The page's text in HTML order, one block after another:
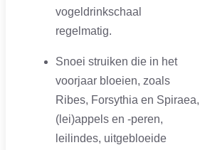
vogeldrinkschaal
regelmatig.
Snoei struiken die in het
voorjaar bloeien, zoals
Ribes, Forsythia en Spiraea,
(lei)appels en -peren,
leilindes, uitgebloeide